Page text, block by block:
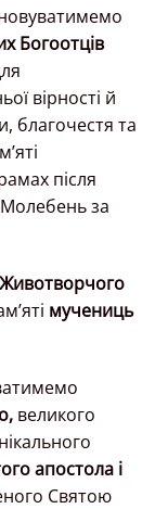
Богоотців
вірності й
благочестя та
після
Молебень за
мучениць
великого
апостола і
Святою